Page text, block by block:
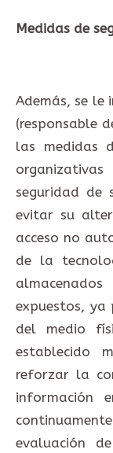
Medidas de
Además, se
(responsable
las medidas
seguridad de
evitar su
acceso no
de la
expuestos, ya
del medio
establecido
reforzar la
información
evaluación